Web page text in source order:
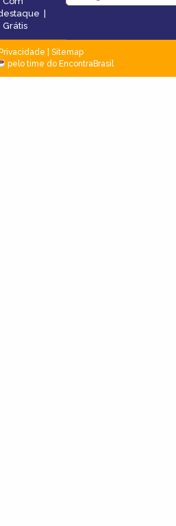
|
Grátis
Sitemap
pelo time do EncontraBrasil